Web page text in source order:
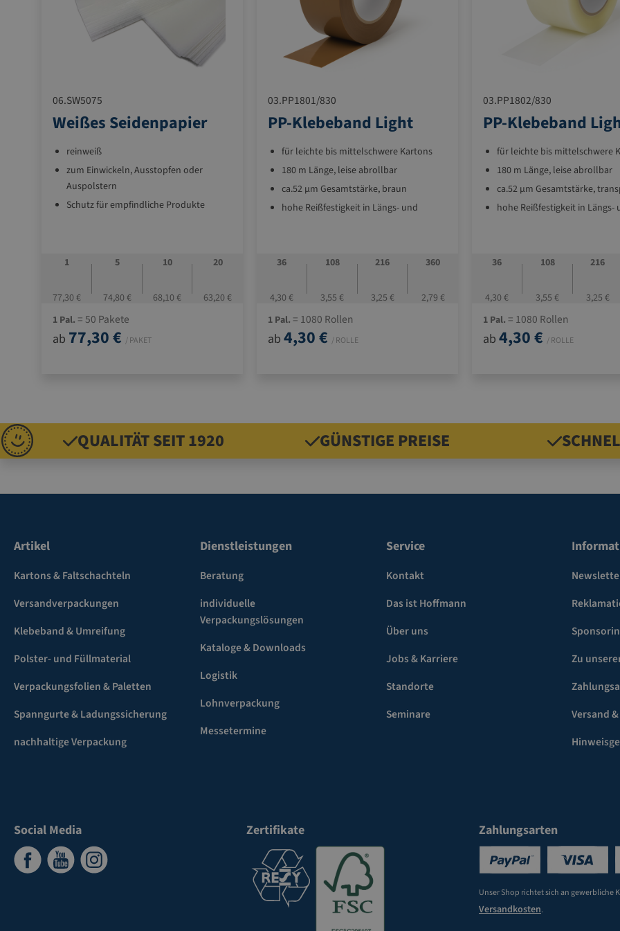
06.SW5075
Weißes Seidenpapier
reinweiß
zum Einwickeln, Ausstopfen oder
Auspolstern
Schutz für empfindliche Produkte
1
77,30 €
5
74,80 €
10
68,10 €
20
63,20 €
1 Pal. = 50 Pakete
ab 77,30 € / PAKET
03.PP1801/830
PP-Klebeband Light
für leichte bis mittelschwere Kartons
180 m Länge, leise abrollbar
ca.52 µm Gesamtstärke, braun
hohe Reißfestigkeit in Längs- und
36
4,30 €
108
3,55 €
216
3,25 €
360
2,79 €
1 Pal. = 1080 Rollen
ab 4,30 € / ROLLE
03.PP1802/830
PP-Klebeband
für leichte bis mittelschwere
180 m Länge, leise abrollbar
ca.52 µm Gesamtstärke,
hohe Reißfestigkeit in Längs-
36
4,30 €
108
3,55 €
216
3,25 €
1 Pal. = 1080 Rollen
ab 4,30 € / ROLLE
QUALITÄT SEIT 1920 GÜNSTIGE PREISE
Artikel
Kartons & Faltschachteln
Versandverpackungen
Klebeband & Umreifung
Polster- und Füllmaterial
Verpackungsfolien & Paletten
Spanngurte & Ladungssicherung
nachhaltige Verpackung
Dienstleistungen
Beratung
individuelle
Verpackungslösungen
Kataloge & Downloads
Logistik
Lohnverpackung
Messetermine
Service
Kontakt
Das ist Hoffmann
Über uns
Jobs & Karriere
Standorte
Seminare
Zu
Versand
Social Media Zertifikate Zahlungsarten
Unser Shop richtet sich an gewerbliche
Versandkosten.